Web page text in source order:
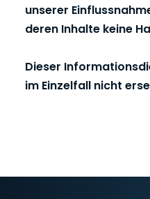
unserer
deren Inhalte keine
Dieser
im Einzelfall nicht